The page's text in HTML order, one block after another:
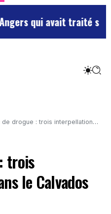
qui avait traité ses
: trois interpellations dans le Calvados et l’Orne
trois
le Calvados